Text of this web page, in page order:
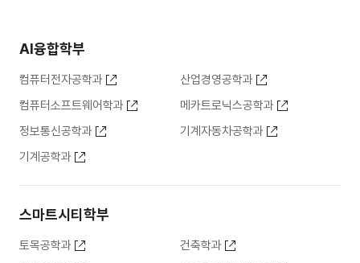
AI융합학부
컴퓨터전자공학과
산업경영공학과
컴퓨터소프트웨어학과
메카트로닉스공학과
정보통신공학과
기계자동차공학과
기계공학과
스마트시티학부
토목공학과
건축학과